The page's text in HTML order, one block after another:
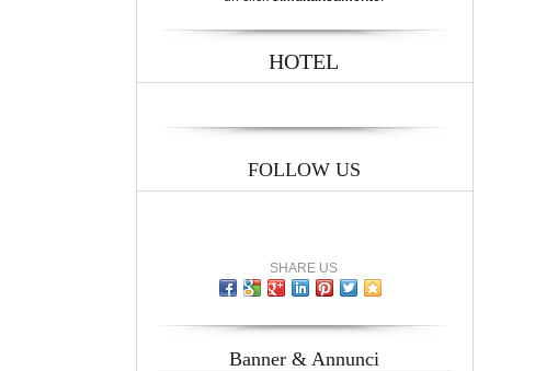
HOTEL
FOLLOW US
SHARE US
Banner & Annunci